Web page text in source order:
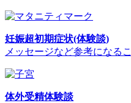
妊娠超初期症状(体験談)
メッセージなど参考になる
体外受精体験談